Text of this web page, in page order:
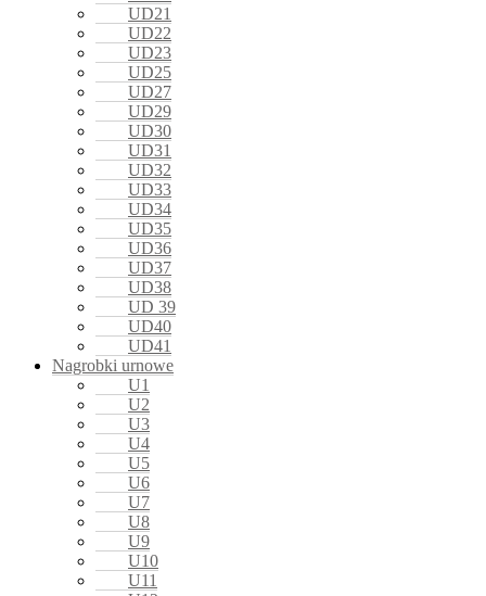
UD21
UD22
UD23
UD25
UD27
UD29
UD30
UD31
UD32
UD33
UD34
UD35
UD36
UD37
UD38
UD 39
UD40
UD41
Nagrobki urnowe
U1
U2
U3
U4
U5
U6
U7
U8
U9
U10
U11